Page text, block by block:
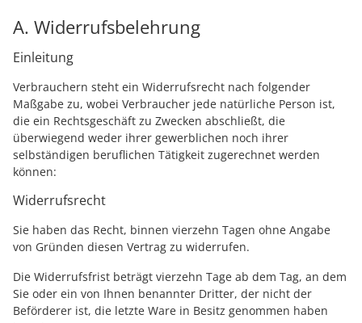
A. Widerrufsbelehrung
Einleitung
Verbrauchern steht ein Widerrufsrecht nach folgender
Maßgabe zu, wobei Verbraucher jede natürliche Person ist,
die ein Rechtsgeschäft zu Zwecken abschließt, die
überwiegend weder ihrer gewerblichen noch ihrer
selbständigen beruflichen Tätigkeit zugerechnet werden
können:
Widerrufsrecht
Sie haben das Recht, binnen vierzehn Tagen ohne Angabe
von Gründen diesen Vertrag zu widerrufen.
Die Widerrufsfrist beträgt vierzehn Tage ab dem Tag, an dem
Sie oder ein von Ihnen benannter Dritter, der nicht der
Beförderer ist, die letzte Ware in Besitz genommen haben